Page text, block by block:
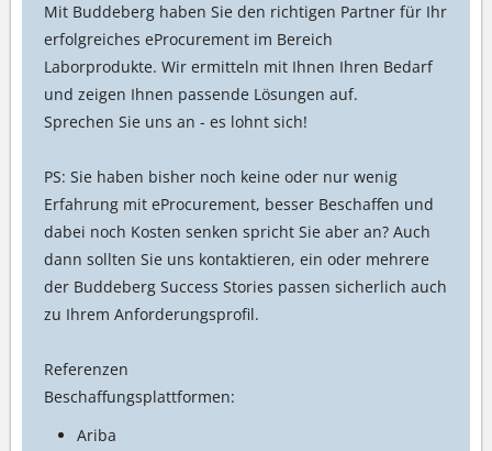
Mit Buddeberg haben Sie den richtigen Partner für Ihr
erfolgreiches eProcurement im Bereich
Laborprodukte. Wir ermitteln mit Ihnen Ihren Bedarf
und zeigen Ihnen passende Lösungen auf.
Sprechen Sie uns an - es lohnt sich!
PS: Sie haben bisher noch keine oder nur wenig
Erfahrung mit eProcurement, besser Beschaffen und
dabei noch Kosten senken spricht Sie aber an? Auch
dann sollten Sie uns kontaktieren, ein oder mehrere
der Buddeberg Success Stories passen sicherlich auch
zu Ihrem Anforderungsprofil.
Referenzen
Beschaffungsplattformen:
Ariba